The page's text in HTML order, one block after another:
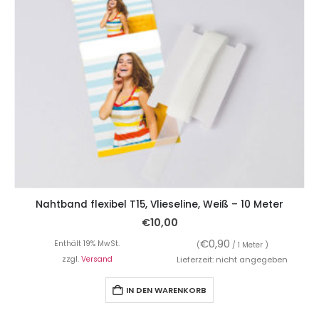
Nahtband flexibel T15, Vlieseline, Weiß – 10 Meter
€10,00
Enthält 19% MwSt. (€0,90 / 1 Meter )
zzgl. Versand Lieferzeit: nicht angegeben
IN DEN WARENKORB